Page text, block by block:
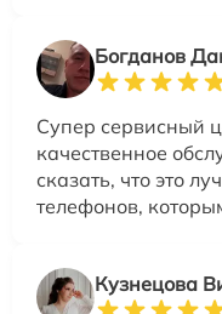
Богданов
Супер сервисный
качественное
сказать, что это
телефонов,
Кузнецова